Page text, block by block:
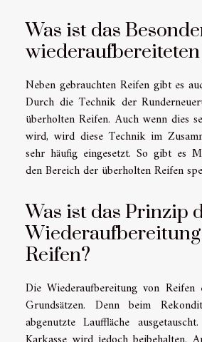
Was ist das
wiederaufbereiteten
Neben gebrauchten Reifen gibt es
Durch die Technik der
überholten Reifen. Auch wenn dies
wird, wird diese Technik im
sehr häufig eingesetzt. So gibt es
den Bereich der überholten Reifen
Was ist das Prinzip
Reifen?
Die Wiederaufbereitung von
Grundsätzen. Denn beim
abgenutzte Lauffläche